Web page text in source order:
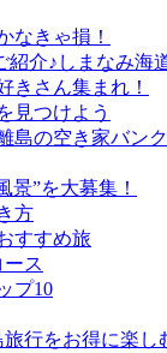
なきゃ損！
介♪しまなみ海
きさん集まれ！
見つけよう
島の空き家バン
景”を大募集！
方
すすめ旅
ス
プ10
行をお得に楽し